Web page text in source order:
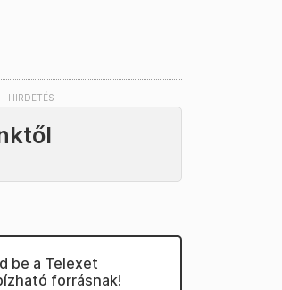
be a Telexet
forrásnak!